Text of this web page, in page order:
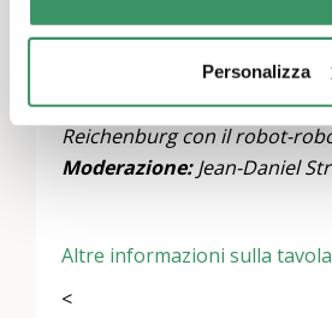
Personalizza
Rapporto d'esperienza:
robot "Paro" nella pratica?
Jacqueline Krebs,
Reichenburg con il robot-
Moderazione:Jean-Daniel
Altre informazioni sulla
<